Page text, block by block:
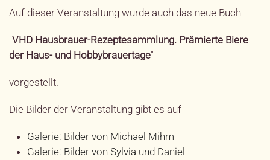
Auf dieser Veranstaltung wurde auch das neue Buch
"VHD Hausbrauer-Rezeptesammlung. Prämierte Biere
der Haus- und Hobbybrauertage"
vorgestellt.
Die Bilder der Veranstaltung gibt es auf
Galerie: Bilder von Michael Mihm
Galerie: Bilder von Sylvia und Daniel